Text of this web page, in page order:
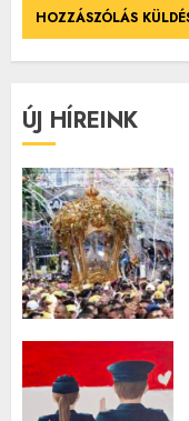
ÚJ HÍREINK